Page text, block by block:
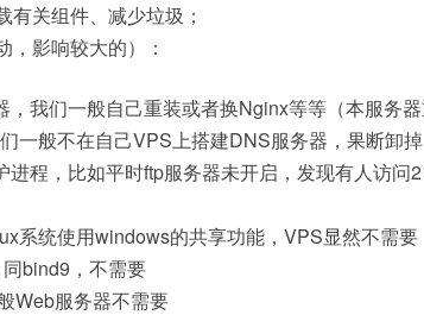
关组件、减少垃圾；
，影响较大的）：
我们一般自己重装或者换Nginx等等（本服务器
一般不在自己VPS上搭建DNS服务器，果断卸掉
程，比如平时ftp服务器未开启，发现有人访问
系统使用windows的共享功能，VPS显然不需要
bind9，不需要
Web服务器不需要